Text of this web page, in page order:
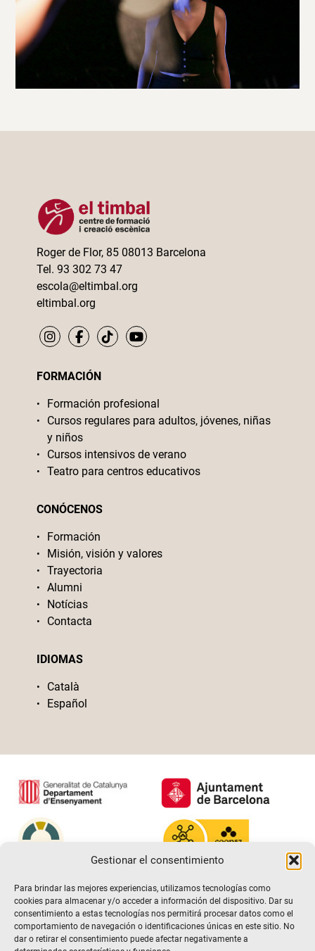
Gestionar el consentimiento
Para brindar las mejores experiencias, utilizamos tecnologías como
cookies para almacenar y/o acceder a información del dispositivo. Dar su
consentimiento a estas tecnologías nos permitirá procesar datos como el
comportamiento de navegación o identificaciones únicas en este sitio. No
dar o retirar el consentimiento puede afectar negativamente a
Roger de Flor, 85 08013 Barcelona
Tel. 93 302 73 47
escola@eltimbal.org
eltimbal.org
FORMACIÓN
Formación profesional
Cursos regulares para adultos, jóvenes, niñas
y niños
Cursos intensivos de verano
Teatro para centros educativos
CONÓCENOS
Formación
Misión, visión y valores
Trayectoria
Alumni
Notícias
Contacta
IDIOMAS
Català
Español